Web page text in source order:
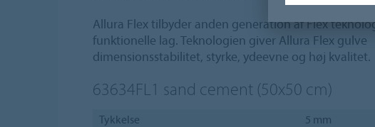
Allura Flex tilbyder anden generation af Flex
funktionelle lag. Teknologien giver Allura Flex gulve
dimensionsstabilitet, styrke, ydeevne og høj kvalitet.
63634FL1 sand cement (50x50 cm)
Tykkelse
5 mm